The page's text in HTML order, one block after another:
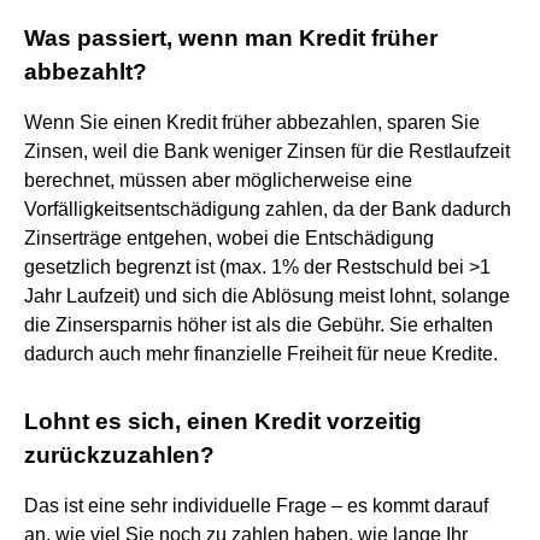
Was passiert, wenn man Kredit früher
abbezahlt?
Wenn Sie einen Kredit früher abbezahlen, sparen Sie
Zinsen, weil die Bank weniger Zinsen für die Restlaufzeit
berechnet, müssen aber möglicherweise eine
Vorfälligkeitsentschädigung zahlen, da der Bank dadurch
Zinserträge entgehen, wobei die Entschädigung
gesetzlich begrenzt ist (max. 1% der Restschuld bei >1
Jahr Laufzeit) und sich die Ablösung meist lohnt, solange
die Zinsersparnis höher ist als die Gebühr. Sie erhalten
dadurch auch mehr finanzielle Freiheit für neue Kredite.
Lohnt es sich, einen Kredit vorzeitig
zurückzuzahlen?
Das ist eine sehr individuelle Frage – es kommt darauf
an, wie viel Sie noch zu zahlen haben, wie lange Ihr